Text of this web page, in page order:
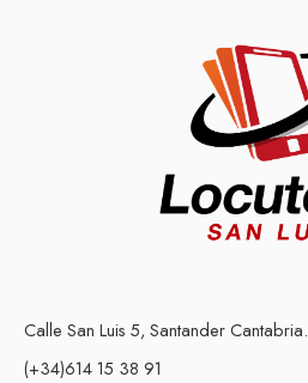
Calle San Luis 5, Santander Cantabria.
(+34)614 15 38 91